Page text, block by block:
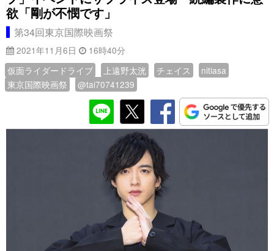
欲「剛が不憫です」
第34回東京国際映画祭
2021年11月6日
16時40分
仮面ライダードライブ
上遠野太洸 チェイス
nitiasa
東京国際映画祭
@tai70741239